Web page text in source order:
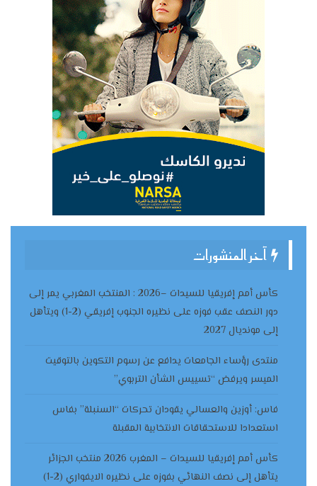
آخر المنشورات
كأس أمم إفريقيا للسيدات –2026 : المنتخب المغربي يمر إلى
دور النصف عقب فوزه على نظيره الجنوب إفريقي (2-1) ويتأهل
إلى مونديال 2027
منتدى رؤساء الجامعات يدافع عن رسوم التكوين بالتوقيت
الميسر ويرفض “تسييس الشأن التربوي”
فاس: أوزين والعسالي يقودان تحركات “السنبلة” بفاس
استعدادا للاستحقاقات الانتخابية المقبلة
كأس أمم إفريقيا للسيدات – المغرب 2026 منتخب الجزائر
يتأهل إلى نصف النهائي بفوزه على نظيره الايفواري (2-1)